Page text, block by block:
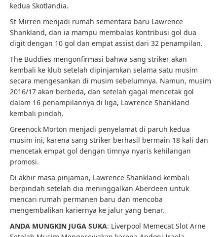
kedua Skotlandia.
St Mirren menjadi rumah sementara baru Lawrence
Shankland, dan ia mampu membalas kontribusi gol dua
digit dengan 10 gol dan empat assist dari 32 penampilan.
The Buddies mengonfirmasi bahwa sang striker akan
kembali ke klub setelah dipinjamkan selama satu musim
secara mengesankan di musim sebelumnya. Namun, musim
2016/17 akan berbeda, dan setelah gagal mencetak gol
dalam 16 penampilannya di liga, Lawrence Shankland
kembali pindah.
Greenock Morton menjadi penyelamat di paruh kedua
musim ini, karena sang striker berhasil bermain 18 kali dan
mencetak empat gol dengan timnya nyaris kehilangan
promosi.
Di akhir masa pinjaman, Lawrence Shankland kembali
berpindah setelah dia meninggalkan Aberdeen untuk
mencari rumah permanen baru dan mencoba
mengembalikan kariernya ke jalur yang benar.
ANDA MUNGKIN JUGA SUKA: Liverpool Memecat Slot Arne